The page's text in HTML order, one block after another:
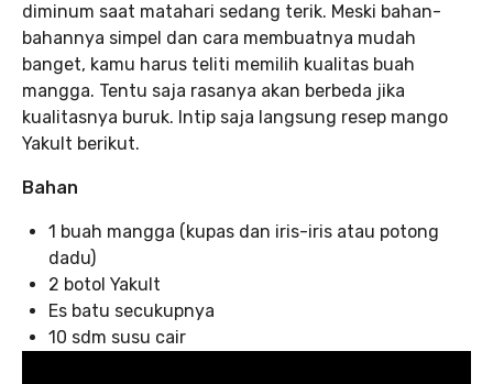
diminum saat matahari sedang terik. Meski bahan-
bahannya simpel dan cara membuatnya mudah
banget, kamu harus teliti memilih kualitas buah
mangga. Tentu saja rasanya akan berbeda jika
kualitasnya buruk. Intip saja langsung resep mango
Yakult berikut.
Bahan
1 buah mangga (kupas dan iris-iris atau potong
dadu)
2 botol Yakult
Es batu secukupnya
10 sdm susu cair